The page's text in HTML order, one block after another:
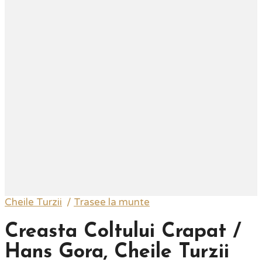
Cheile Turzii / Trasee la munte
Creasta Coltului Crapat /
Hans Gora, Cheile Turzii